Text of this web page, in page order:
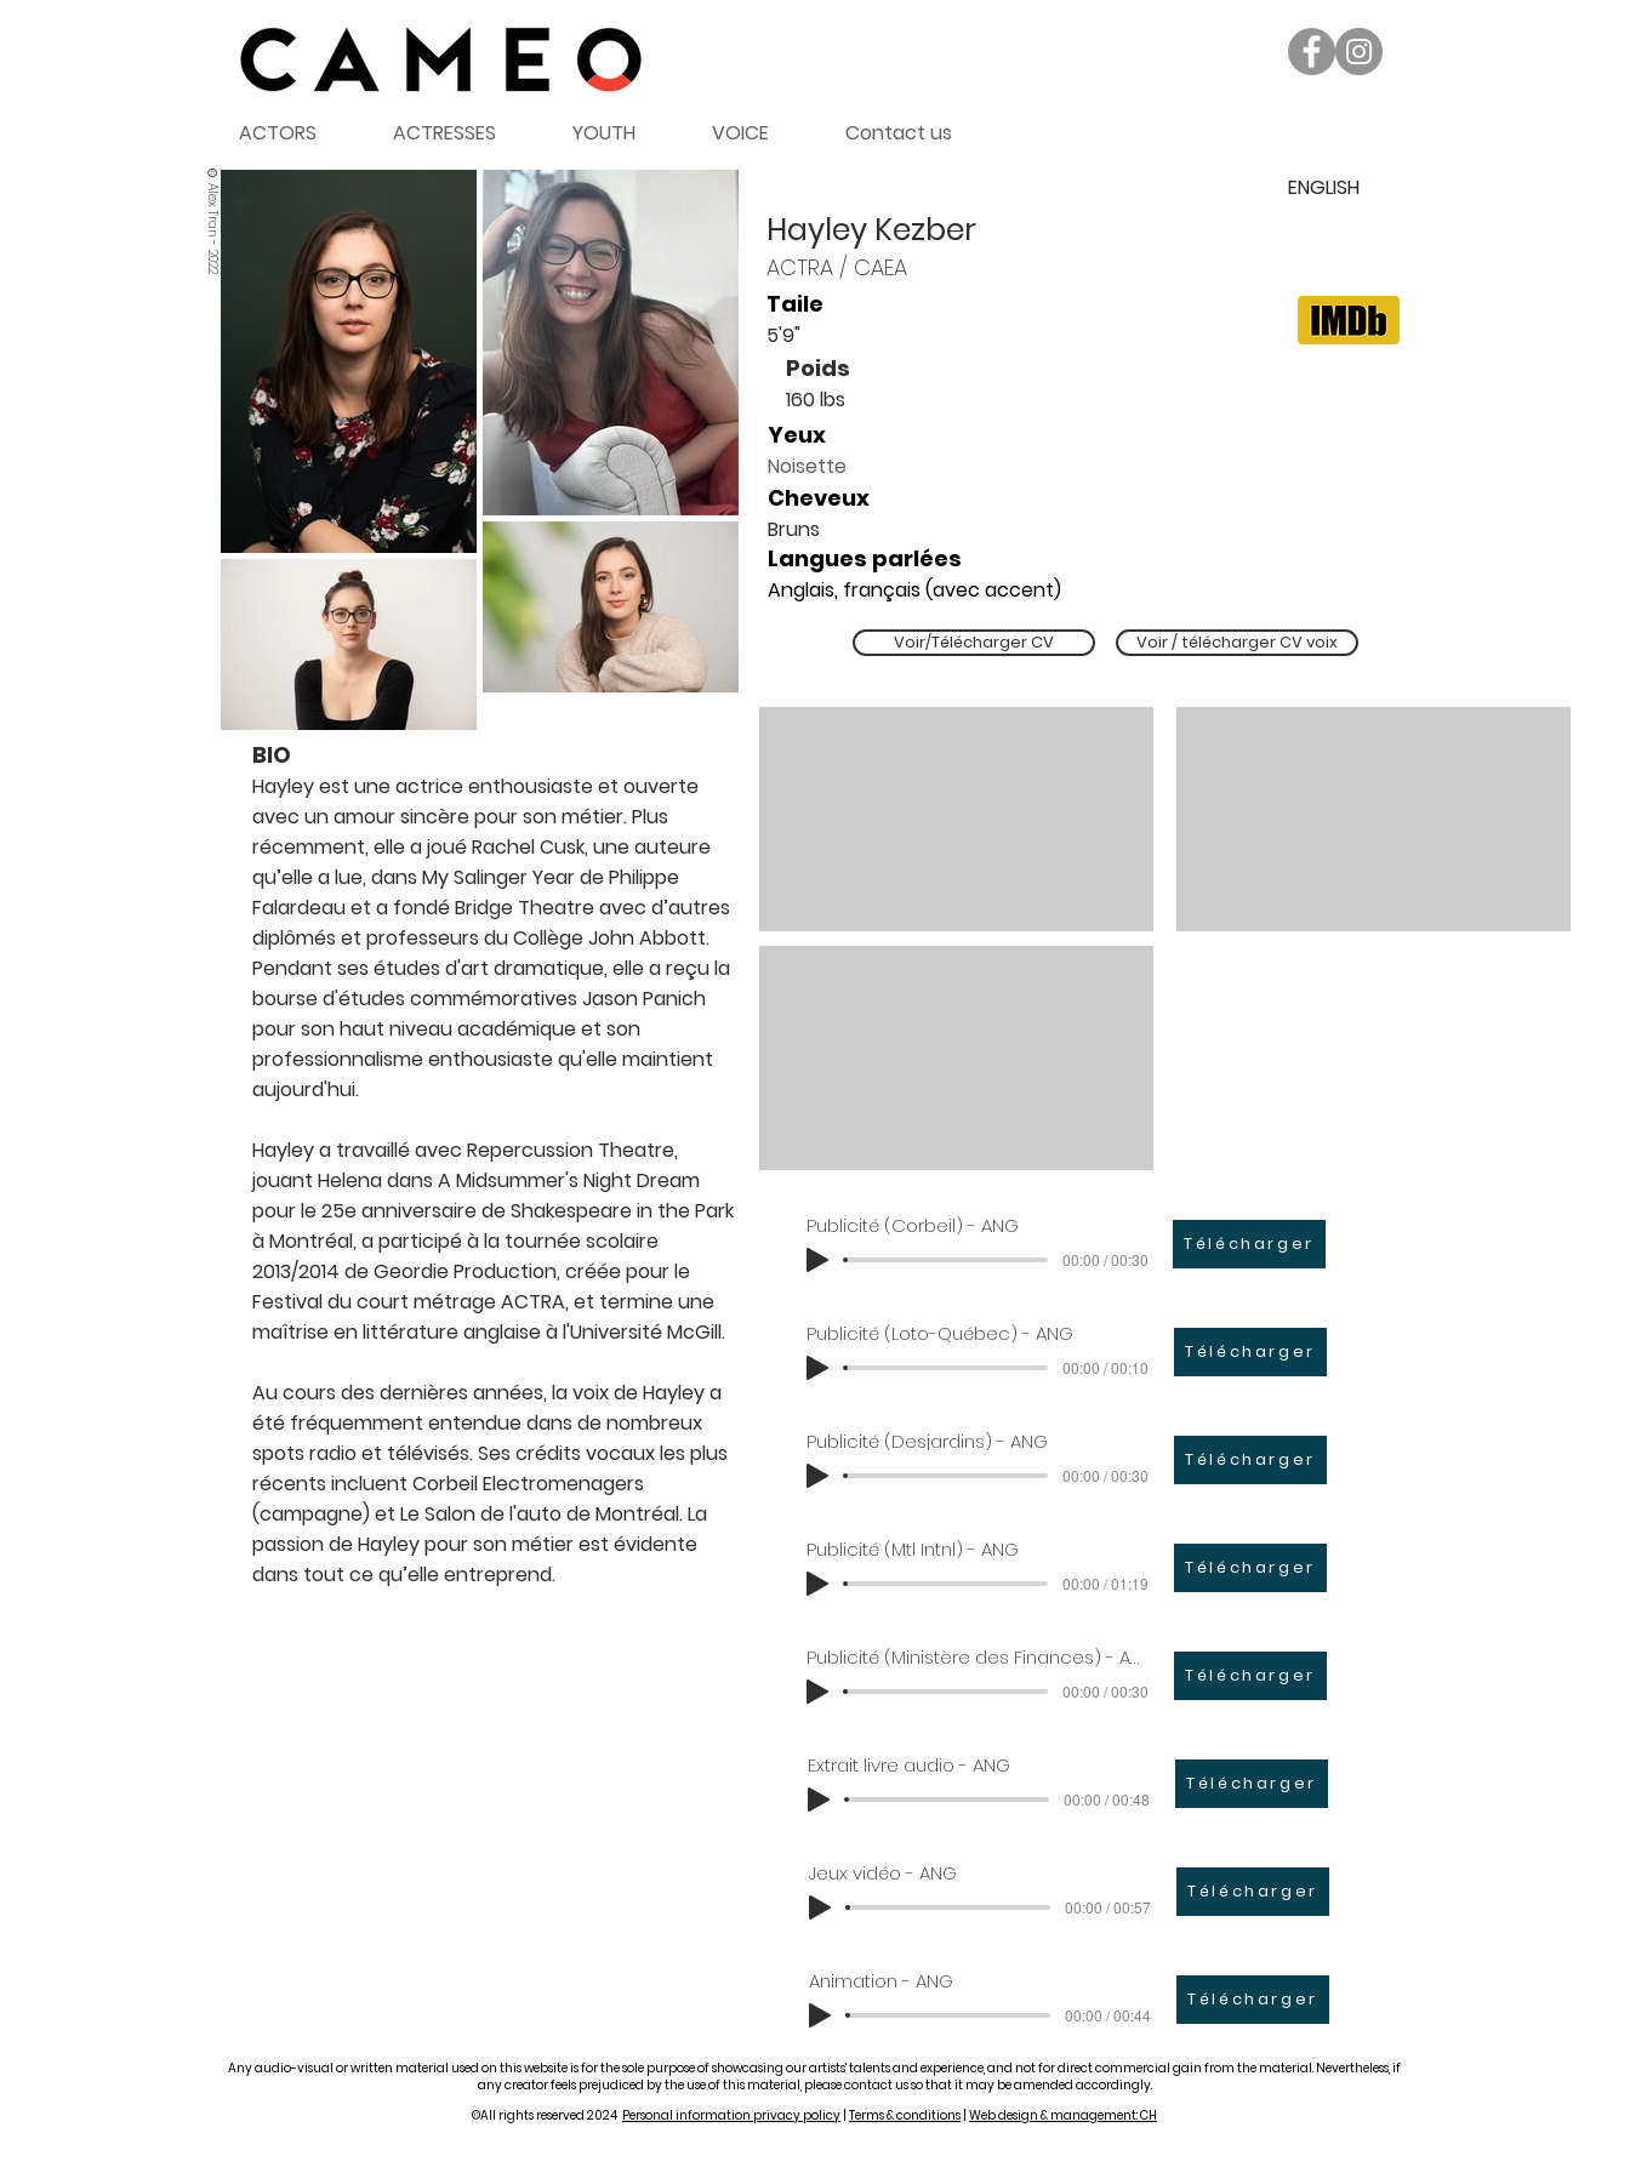
ACTORS ACTRESSES YOUTH VOICE Contact us
©
BIO
Hayley est une actrice enthousiaste et ouverte
avec un amour sincère pour son métier. Plus
récemment, elle a joué Rachel Cusk, une auteure
qu’elle a lue, dans My Salinger Year de Philippe
Falardeau et a fondé Bridge Theatre avec d’autres
diplômés et professeurs du Collège John Abbott.
Pendant ses études d'art dramatique, elle a reçu la
bourse d'études commémoratives Jason Panich
pour son haut niveau académique et son
professionnalisme enthousiaste qu'elle maintient
aujourd'hui.
Hayley a travaillé avec Repercussion Theatre,
jouant Helena dans A Midsummer's Night Dream
pour le 25e anniversaire de Shakespeare in the Park
à Montréal, a participé à la tournée scolaire
2013/2014 de Geordie Production, créée pour le
Festival du court métrage ACTRA, et termine une
maîtrise en littérature anglaise à l'Université McGill.
Au cours des dernières années, la voix de Hayley a
été fréquemment entendue dans de nombreux
spots radio et télévisés. Ses crédits vocaux les plus
récents incluent Corbeil Electromenagers
(campagne) et Le Salon de l'auto de Montréal. La
passion de Hayley pour son métier est évidente
dans tout ce qu’elle entreprend.
Alex Tran - 2022 ENGLISH
Hayley Kezber
ACTRA / CAEA
Taile
5'9"
Poids
160 lbs
Yeux
Noisette
Cheveux
Bruns
Langues parlées
Anglais, français (avec accent)
Voir/Télécharger CV Voir / télécharger CV voix
Publicité (Corbeil) - ANG
00:00 / 00:30
Télécharger
Publicité (Loto-Québec) - ANG
00:00 / 00:10
Télécharger
Publicité (Desjardins) - ANG
00:00 / 00:30
Télécharger
Publicité (Mtl Intnl) - ANG
00:00 / 01:19
Télécharger
Publicité (Ministère des Finances) - ANG
00:00 / 00:30
Télécharger
Extrait livre audio - ANG
00:00 / 00:48
Télécharger
Jeux vidéo - ANG
00:00 / 00:57
Télécharger
Animation - ANG
00:00 / 00:44
Télécharger
Any audio-visual or written material used on this website is for the sole purpose of showcasing our artists' talents and experience, and not for direct commercial gain from the material. Nevertheless, if
any creator feels prejudiced by the use of this material, please contact us so that it may be amended accordingly.
©All rights reserved 2024 Personal information privacy policy Terms & conditions Web design & management: CH